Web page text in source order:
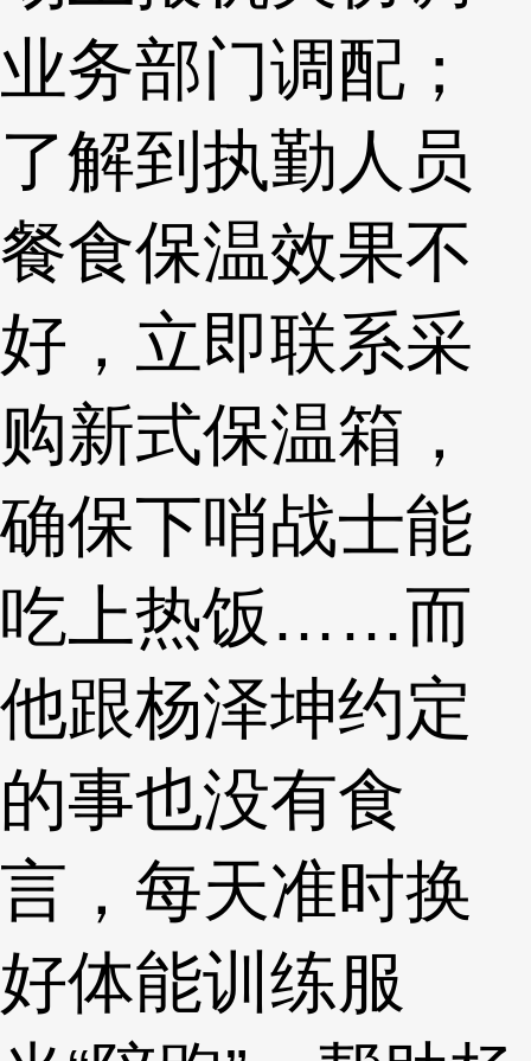
业务部门调配；
了解到执勤人员
餐食保温效果不
好，立即联系采
购新式保温箱，
确保下哨战士能
吃上热饭……而
他跟杨泽坤约定
的事也没有食
言，每天准时换
好体能训练服